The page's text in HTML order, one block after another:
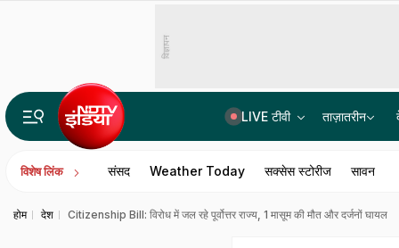
विज्ञापन
LIVE टीवी ताज़ातरीन
विशेष लिंक संसद Weather Today सक्सेस स्टोरीज सावन
होम देश Citizenship Bill: विरोध में जल रहे पूर्वोत्तर राज्य, 1 मासूम की मौत और दर्जनों घायल